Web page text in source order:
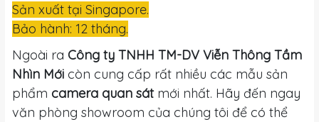
Sản xuất tại Singapore.
Bảo hành: 12 tháng.
Ngoài ra Công ty TNHH TM-DV Viễn Thông Tầm
Nhìn Mới còn cung cấp rất nhiều các mẫu sản
phẩm camera quan sátmới nhất. Hãy đến ngay
văn phòng showroom của chúng tôi để có thể